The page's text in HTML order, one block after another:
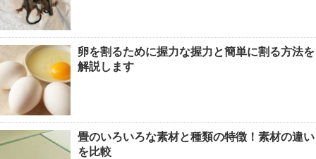
卵を割るために握力な握力と簡単に割る方法を
解説します
畳のいろいろな素材と種類の特徴！素材の違い
を比較